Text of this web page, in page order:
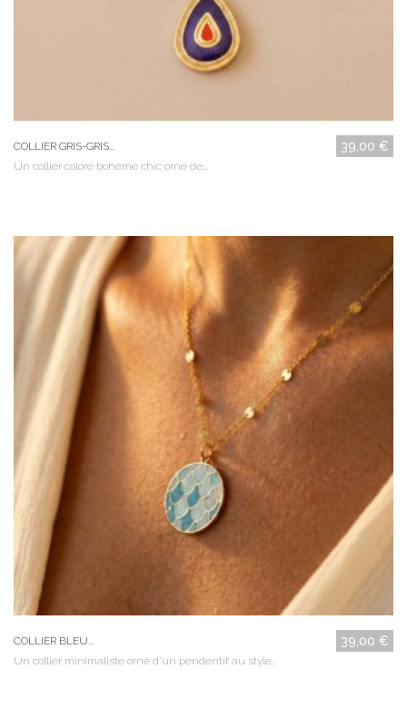
COLLIER GRIS-GRIS... 39,00 €
Un collier coloré bohème chic orné de...
COLLIER BLEU... 39,00 €
Un collier minimaliste orné d'un pendentif au style...